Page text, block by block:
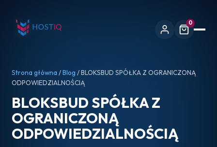
0
Strona główna /Blog / BLOKSBUD SPÓŁKA Z OGRANICZONĄ
ODPOWIEDZIALNOŚCIĄ
BLOKSBUD SPÓŁKA Z
OGRANICZONĄ
ODPOWIEDZIALNOŚCIĄ